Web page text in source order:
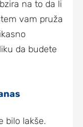
na to da li
vam pruža
da budete
bilo lakše.